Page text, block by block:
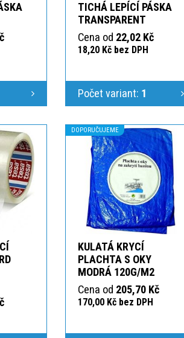
TICHÁ LEPÍCÍ PÁSKA
TRANSPARENT
Cena od 22,02 Kč
18,20 Kč bez DPH
Počet variant: 1
DOPORUČUJEME
KULATÁ KRYCÍ
PLACHTA S OKY
MODRÁ 120G/M2
Cena od 205,70 Kč
170,00 Kč bez DPH